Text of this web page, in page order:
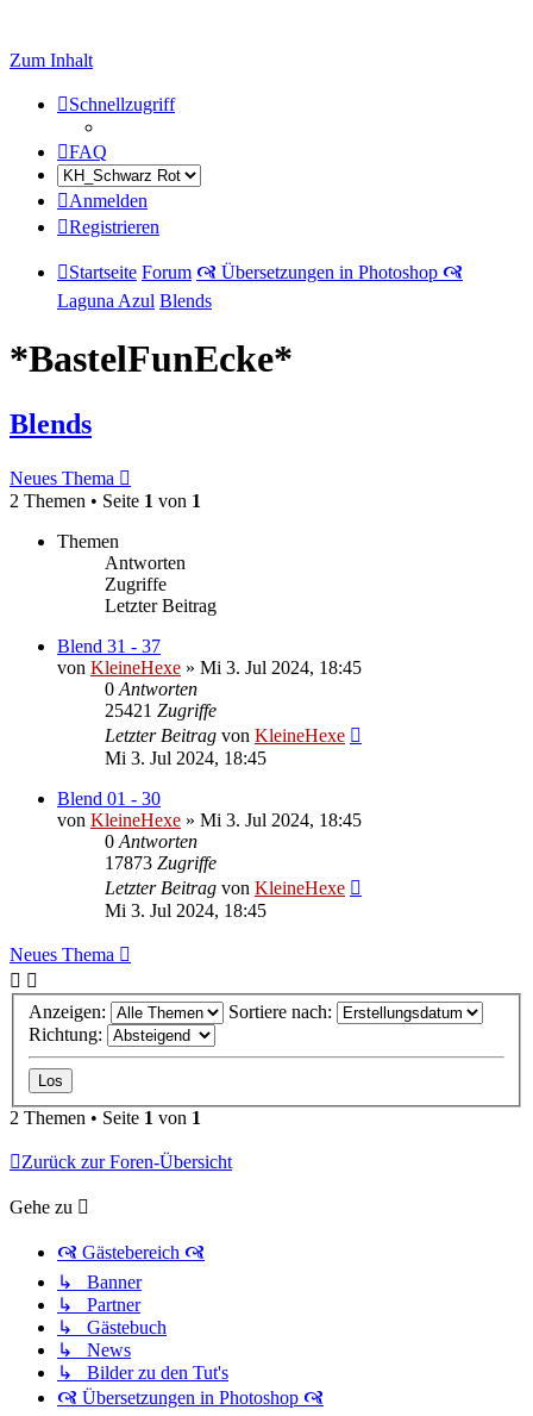
Zum Inhalt
Schnellzugriff
FAQ
Anmelden
Registrieren
Startseite Forum 🙧 Übersetzungen in Photoshop 🙧
Laguna Azul Blends
*BastelFunEcke*
Blends
Neues Thema
2 Themen • Seite 1 von 1
Themen
Antworten
Zugriffe
Letzter Beitrag
Blend 31 - 37
von KleineHexe » Mi 3. Jul 2024, 18:45
0 Antworten
25421 Zugriffe
Letzter Beitrag von KleineHexe
Mi 3. Jul 2024, 18:45
Blend 01 - 30
von KleineHexe » Mi 3. Jul 2024, 18:45
0 Antworten
17873 Zugriffe
Letzter Beitrag von KleineHexe
Mi 3. Jul 2024, 18:45
Neues Thema
Anzeigen:
Sortiere nach:
Richtung:
2 Themen • Seite 1 von 1
Zurück zur Foren-Übersicht
Gehe zu
🙧 Gästebereich 🙧
↳ Banner
↳ Partner
↳ Gästebuch
↳ News
↳ Bilder zu den Tut's
🙧 Übersetzungen in Photoshop 🙧